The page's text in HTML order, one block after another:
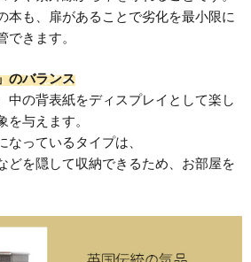
本も、扉があることで劣化を最小限に
きます。
のバランス
中の背表紙をディスプレイとして楽し
与えます。
っているタイプは、
どを隠して収納できるため、お部屋を